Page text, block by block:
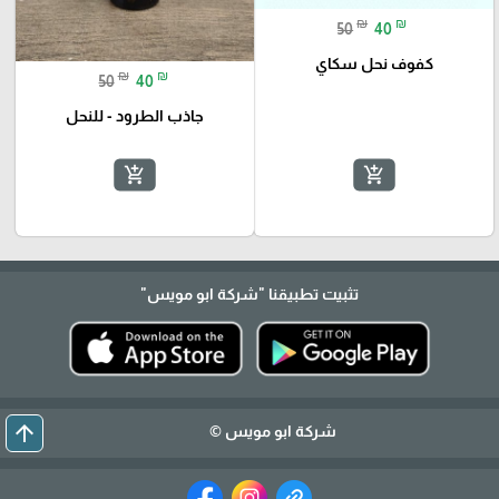
50 ₪ 40 ₪
كفوف نحل سكاي
add_shopping_cart
50 ₪ 40 ₪
جاذب الطرود - للنحل
add_shopping_cart
تثبيت تطبيقنا "شركة ابو مويس"
شركة ابو مويس © arrow_upward